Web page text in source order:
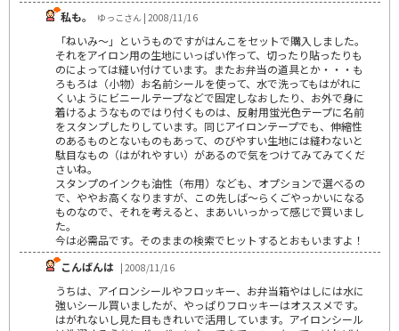
私も。
ゆっこさん | 2008/11/16
「ねいみ～」というものですがはんこをセットで購入しました。
それをアイロン用の生地にいっぱい作って、切ったり貼ったりも
のによっては縫い付けています。またお弁当の道具とか・・・も
ろもろは（小物）お名前シールを使って、水で洗ってもはがれに
くいようにビニールテープなどで固定しなおしたり、お外で身に
着けるようなものではり付くものは、反射用蛍光色テープに名前
をスタンプしたりしています。同じアイロンテープでも、伸縮性
のあるものとないものもあって、のびやすい生地には縫わないと
駄目なもの（はがれやすい）があるので気をつけてみてみてくだ
さいね。
スタンプのインクも油性（布用）なども、オプションで選べるの
で、ややお高くなりますが、この先しば～らくごやっかいになる
ものなので、それを考えると、まあいいっかって感じで買いまし
た。
今は必需品です。そのままの検索でヒットするとおもいますよ！
こんばんは | 2008/11/16
うちは、アイロンシールやフロッキー、お弁当箱やはしには水に
強いシール買いましたが、やっぱりフロッキーはオススメです。
はがれないし見た目もきれいで活用しています。アイロンシール